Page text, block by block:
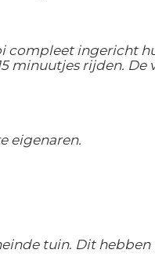
compleet ingericht
minuutjes rijden.
eigenaren.
tuin. Dit